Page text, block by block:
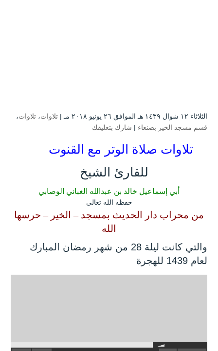
الثلاثاء ۱۲ شوال ۱٤۳۹ هـ الموافق ۲٦ يونيو ۲۰۱۸ مـ | تلاوات، تلاوات،
قسم مسجد الخير بصنعاء | شارك بتعليقك
تلاوات صلاة الوتر مع القنوت
للقارئ الشيخ
أبي إسماعيل خالد بن عبدالله الغباني الوصابي
حفظه الله تعالى
من محراب دار الحديث بمسجد – الخير – حرسها
الله
والتي كانت ليلة 28 من شهر رمضان المبارك
لعام 1439 للهجرة